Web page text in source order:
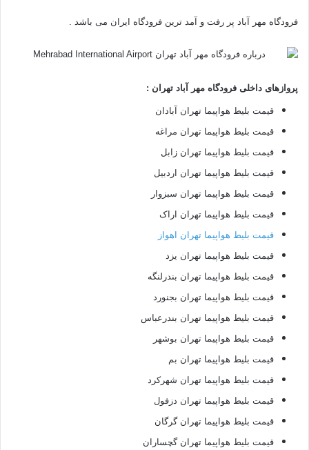
فرودگاه مهر آباد پر رفت و آمد ترین فرودگاه ایران می باشد .
پروازهای داخلی فرودگاه مهر آباد تهران :
قیمت بلیط هواپیما تهران آبادان
قیمت بلیط هواپیما تهران مراغه
قیمت بلیط هواپیما تهران زابل
قیمت بلیط هواپیما تهران اردبیل
قیمت بلیط هواپیما تهران سبزوار
قیمت بلیط هواپیما تهران اراک
قیمت بلیط هواپیما تهران اهواز
قیمت بلیط هواپیما تهران یزد
قیمت بلیط هواپیما تهران بندرلنگه
قیمت بلیط هواپیما تهران بجنورد
قیمت بلیط هواپیما تهران بندرعباس
قیمت بلیط هواپیما تهران بوشهر
قیمت بلیط هواپیما تهران بم
قیمت بلیط هواپیما تهران شهرکرد
قیمت بلیط هواپیما تهران دزفول
قیمت بلیط هواپیما تهران گرگان
قیمت بلیط هواپیما تهران گچساران